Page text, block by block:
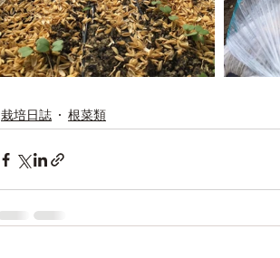
栽培日誌 根菜類